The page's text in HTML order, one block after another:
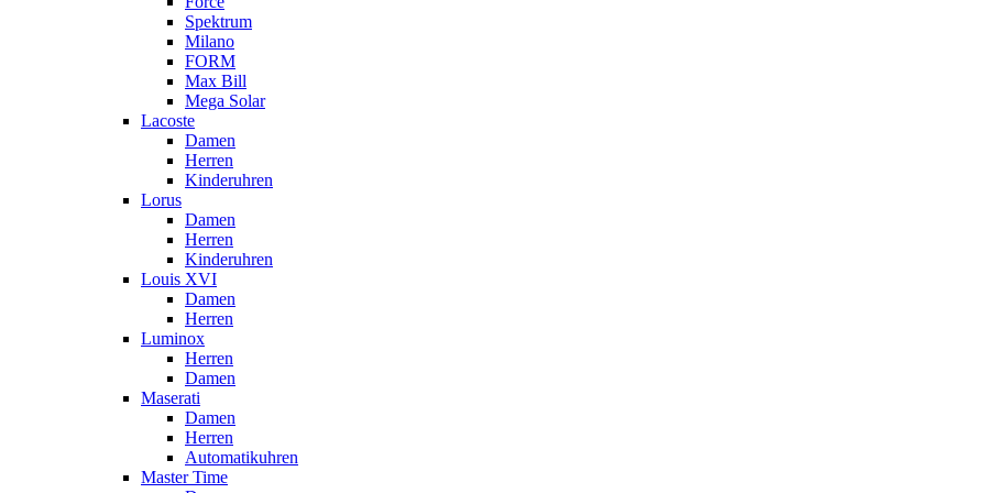
Spektrum
Milano
FORM
Max Bill
Mega Solar
Lacoste
Damen
Herren
Kinderuhren
Lorus
Damen
Herren
Kinderuhren
Louis XVI
Damen
Herren
Luminox
Herren
Damen
Maserati
Damen
Herren
Automatikuhren
Master Time